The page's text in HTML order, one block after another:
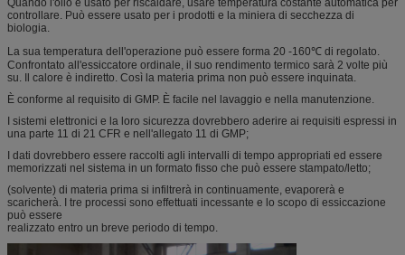
Quando l'olio è usato per riscaldare, usare temperatura costante automatica per
controllare. Può essere usato per i prodotti e la miniera di secchezza di
biologia.
La sua temperatura dell'operazione può essere forma 20 -160℃ di regolato.
Confrontato all'essiccatore ordinale, il suo rendimento termico sarà 2 volte più
su. Il calore è indiretto. Così la materia prima non può essere inquinata.
È conforme al requisito di GMP. È facile nel lavaggio e nella manutenzione.
I sistemi elettronici e la loro sicurezza dovrebbero aderire ai requisiti espressi in
una parte 11 di 21 CFR e nell'allegato 11 di GMP;
I dati dovrebbero essere raccolti agli intervalli di tempo appropriati ed essere
memorizzati nel sistema in un formato fisso che può essere stampato/letto;
(solvente) di materia prima si infiltrerà in continuamente, evaporerà e
scaricherà. I tre processi sono effettuati incessante e lo scopo di essiccazione
può essere
realizzato entro un breve periodo di tempo.